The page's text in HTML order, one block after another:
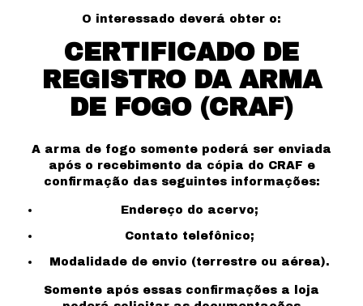
O interessado deverá obter o:
CERTIFICADO DE
REGISTRO DA ARMA
DE FOGO (CRAF)
A arma de fogo somente poderá ser enviada
após o recebimento da cópia do CRAF e
confirmação das seguintes informações:
Endereço do acervo;
Contato telefônico;
Modalidade de envio (terrestre ou aérea).
Somente após essas confirmações a loja